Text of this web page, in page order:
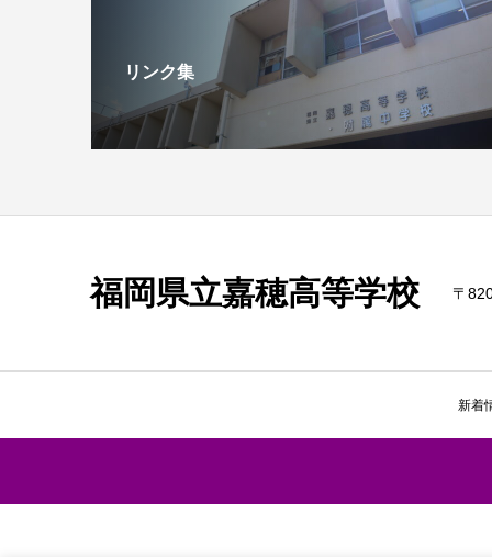
リンク集
福岡県立嘉穂高等学校 〒
新着